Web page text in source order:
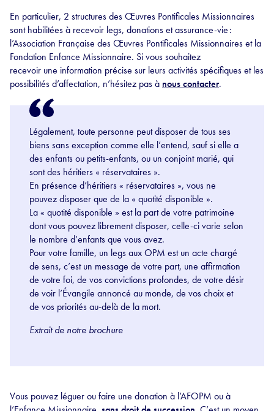
En particulier, 2 structures des Œuvres Pontificales Missionnaires
sont habilitées à recevoir legs, donations et assurance-vie :
l’Association Française des Œuvres Pontificales Missionnaires et la
Fondation Enfance Missionnaire. Si vous souhaitez
recevoir une information précise sur leurs activitésspécifiques et les
possibilités d’affectation, n’hésitez pas à nous contacter.
Légalement, toute personne peut disposer de tous ses
biens sans exception comme elle l’entend, sauf si elle a
des enfants ou petits-enfants, ou un conjoint marié, qui
sont des héritiers « réservataires ».
En présence d’héritiers « réservataires », vous ne
pouvez disposer que de la « quotité disponible ».
La « quotité disponible » est la part de votre patrimoine
dont vous pouvez librement disposer, celle-ci varie selon
le nombre d’enfants que vous avez.
Pour votre famille, un legs aux OPM est un acte chargé
de sens, c’est un message de votre part, une affirmation
de votre foi, de vos convictions profondes, de votre désir
de voir l’Évangile annoncé au monde, de vos choix et
de vos priorités au-delà de la mort.
Extrait de notre brochure
Vous pouvez léguer ou faire une donation à l’AFOPM ou à